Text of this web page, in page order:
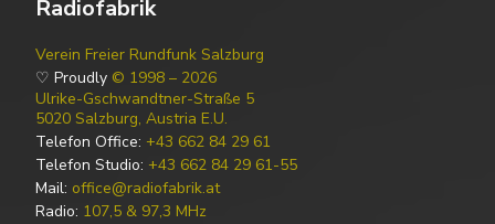
Radiofabrik
Verein Freier Rundfunk Salzburg
♡ Proudly © 1998 – 2026
Ulrike-Gschwandtner-Straße 5
5020 Salzburg, Austria E.U.
Telefon Office: +43 662 84 29 61
Telefon Studio: +43 662 84 29 61-55
Mail: office@radiofabrik.at
Radio: 107,5 & 97,3 MHz